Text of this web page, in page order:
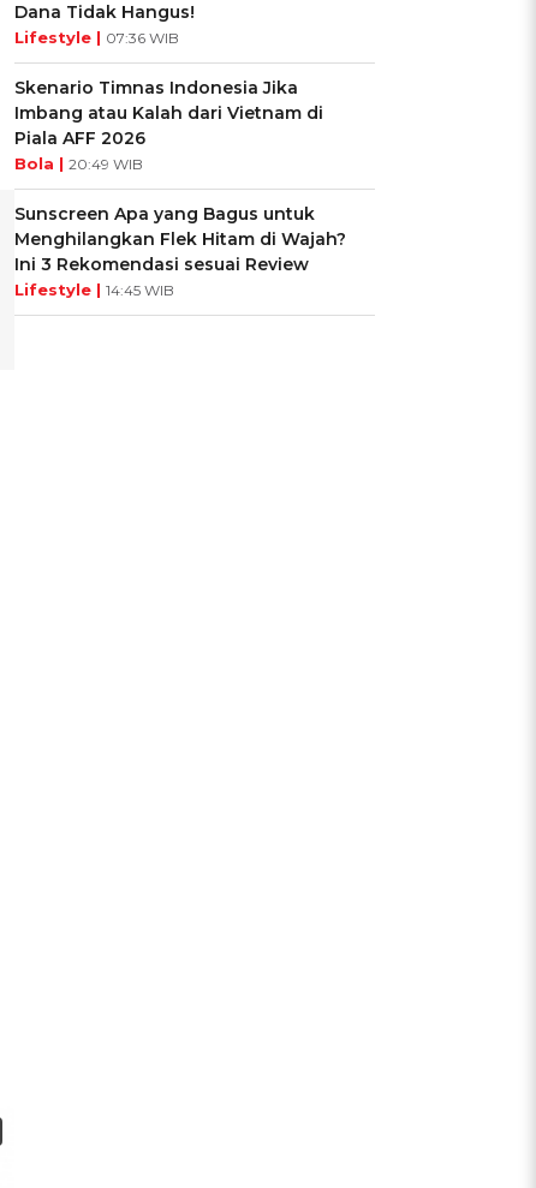
Dana Tidak Hangus!
Lifestyle | 07:36 WIB
Skenario Timnas Indonesia Jika
Imbang atau Kalah dari Vietnam di
Piala AFF 2026
Bola | 20:49 WIB
Sunscreen Apa yang Bagus untuk
Menghilangkan Flek Hitam di Wajah?
Ini 3 Rekomendasi sesuai Review
Lifestyle | 14:45 WIB